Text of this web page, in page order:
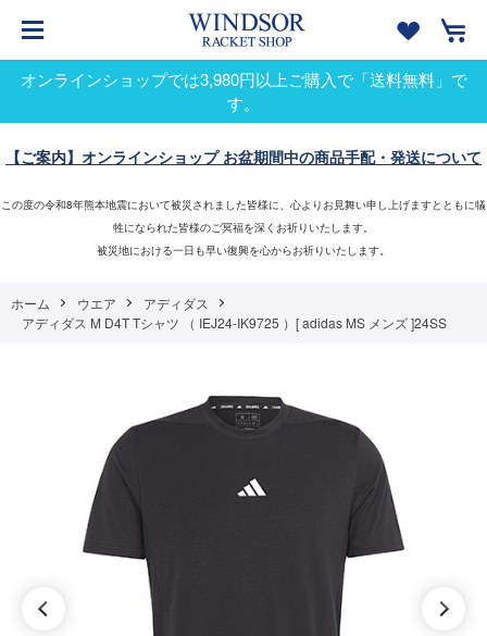
オンラインショップでは3,980円以上ご購入で「送料無料」で
す。
【ご案内】オンラインショップ お盆期間中の商品手配・発送について
この度の令和8年熊本地震において被災されました皆様に、心よりお見舞い申し上げますとともに犠
牲になられた皆様のご冥福を深くお祈りいたします。
被災地における一日も早い復興を心からお祈りいたします。
ホーム ウエア
アディダス
アディダス M D4T Tシャツ （ IEJ24-IK9725 ）[ adidas MS メンズ ]24SS